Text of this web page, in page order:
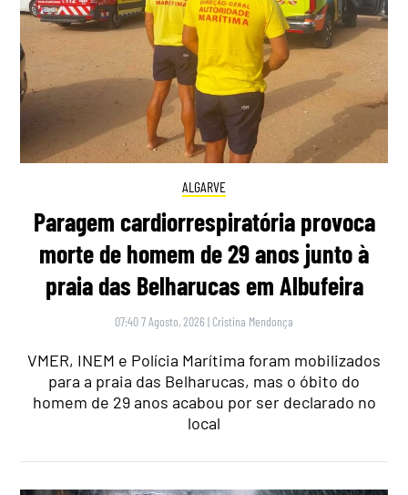
ALGARVE
Paragem cardiorrespiratória provoca
morte de homem de 29 anos junto à
praia das Belharucas em Albufeira
07:40 7 Agosto, 2026 | Cristina Mendonça
VMER, INEM e Polícia Marítima foram mobilizados
para a praia das Belharucas, mas o óbito do
homem de 29 anos acabou por ser declarado no
local